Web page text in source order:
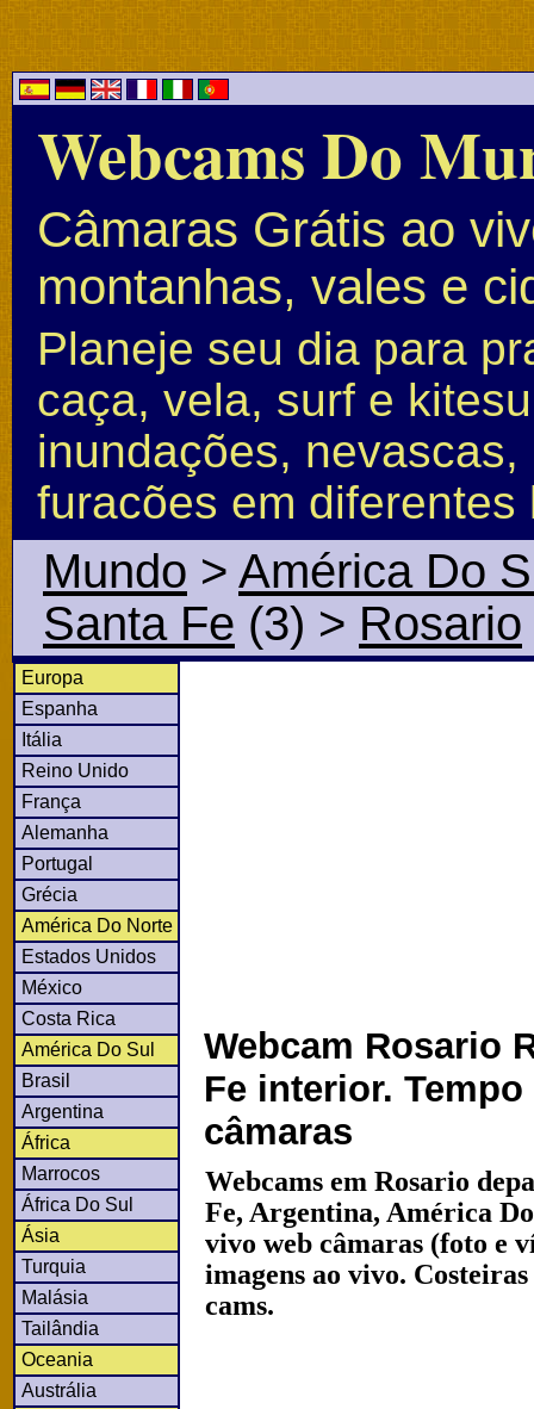
Webcams Do
Câmaras Grátis ao
montanhas, vales e
Planeje seu dia para
caça, vela, surf e
inundações,
furacões em
Mundo > América Do
Santa Fe (3) > Rosario
Europa
Espanha
Itália
Reino Unido
França
Alemanha
Portugal
Grécia
América Do Norte
Estados Unidos
México
Costa Rica
América Do Sul
Brasil
Argentina
África
Marrocos
África Do Sul
Ásia
Turquia
Malásia
Tailândia
Oceania
Austrália
Webcam Rosario
Fe interior.
câmaras
Webcams em Rosario
Fe, Argentina, América
vivo web câmaras (foto e
imagens ao vivo.
cams.